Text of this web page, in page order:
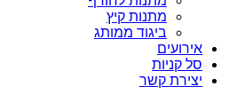
מתנות קיץ
ביגוד ממותג
אירועים
סל קניות
יצירת קשר